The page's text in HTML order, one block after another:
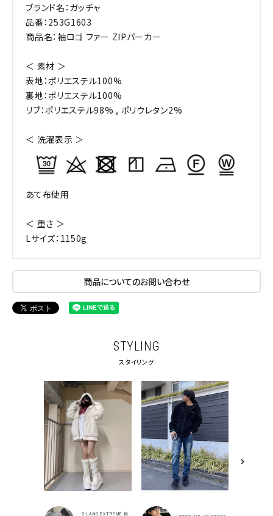
キーワードから探す
ブランド名：ガッチャ
品番：253G1603
商品名：袖ロゴ ファー ZIPパーカー
＜ 素材 ＞
表地：ポリエステル100%
裏地：ポリエステル100%
リブ：ポリエステル98% , ポリウレタン2%
＜ 洗濯表示 ＞
あて布使用
＜ 重さ ＞
Lサイズ：1150g
商品についてのお問い合わせ
STYLING
スタイリング
G-LAND EXTREME 横